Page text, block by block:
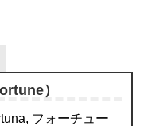
）
フォーチュー